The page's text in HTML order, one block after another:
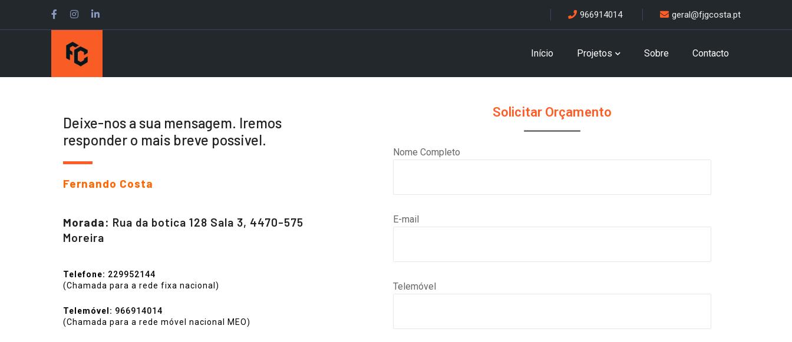
966914014 geral@fjgcosta.pt
Início Projetos Sobre Contacto
Deixe-nos a sua mensagem. Iremos
responder o mais breve possivel.
Fernando Costa
Morada: Rua da botica 128 Sala 3, 4470-575
Moreira
Telefone: 229952144
(Chamada para a rede fixa nacional)
Telemóvel: 966914014
(Chamada para a rede móvel nacional MEO)
Solicitar Orçamento
Nome Completo
E-mail
Telemóvel